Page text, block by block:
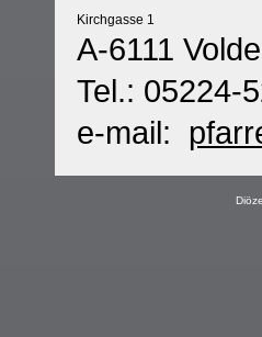
Kirchgasse 1
A-6111
Tel.: 05224-
e-mail: